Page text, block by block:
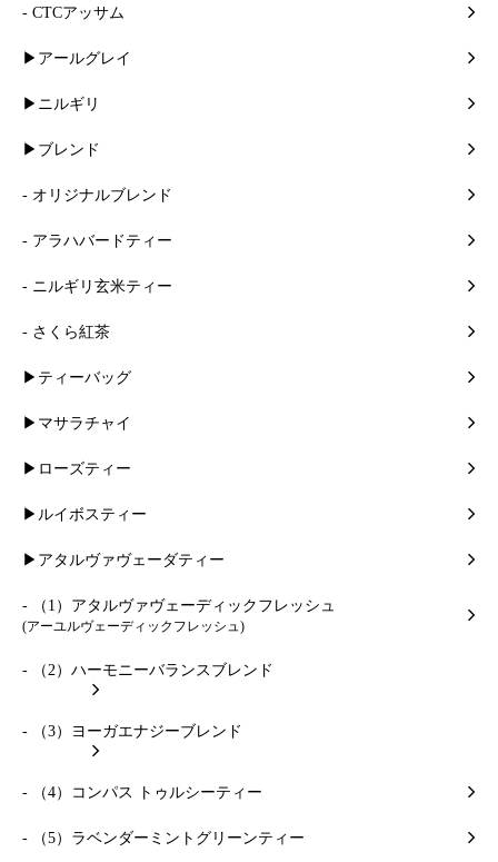
- CTCアッサム
▶アールグレイ
▶ニルギリ
▶ブレンド
- オリジナルブレンド
- アラハバードティー
- ニルギリ玄米ティー
- さくら紅茶
▶ティーバッグ
▶マサラチャイ
▶ローズティー
▶ルイボスティー
▶アタルヴァヴェーダティー
- （1）アタルヴァヴェーディックフレッシュ
(アーユルヴェーディックフレッシュ)
- （2）ハーモニーバランスブレンド
- （3）ヨーガエナジーブレンド
- （4）コンパス トゥルシーティー
- （5）ラベンダーミントグリーンティー